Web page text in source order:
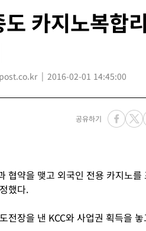
카지노복합
2016-02-01 14:45:00
공유하기
협약을 맺고 외국인 전용 카지노를
했다.
전장을 낸 KCC와 사업권 획득을